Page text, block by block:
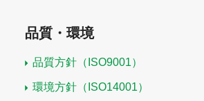
品質・環境
品質方針（ISO9001）
環境方針（ISO14001）